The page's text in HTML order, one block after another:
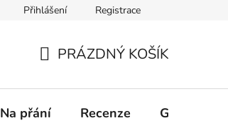
Přihlášení Registrace
KOŠÍK
PRÁZDNÝ KOŠÍK
Na přání Recenze Galerie